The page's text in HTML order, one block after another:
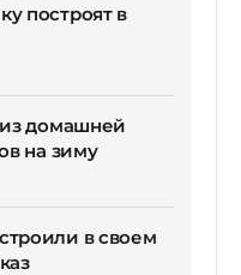
построят в
домашней
на зиму
в своем